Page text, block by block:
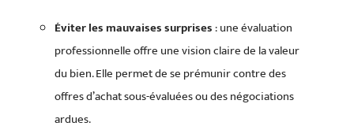
Éviter les mauvaises surprises: une évaluation
professionnelle offre une vision claire de la valeur
du bien. Elle permet de se prémunir contre des
offres d’achat sous-évaluées ou des négociations
ardues.